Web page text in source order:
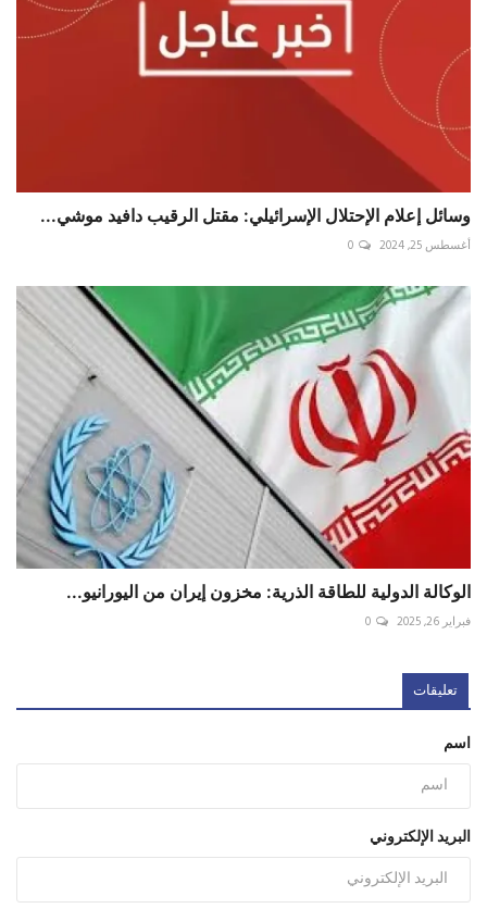
وسائل إعلام الإحتلال الإسرائيلي: مقتل الرقيب دافيد موشي...
أغسطس 25, 2024 0
الوكالة الدولية للطاقة الذرية: مخزون إيران من اليورانيو...
فبراير 26, 2025 0
تعليقات
اسم
البريد الإلكتروني